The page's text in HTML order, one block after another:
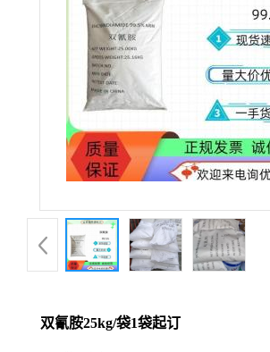
双氰胺25kg/袋1袋起订